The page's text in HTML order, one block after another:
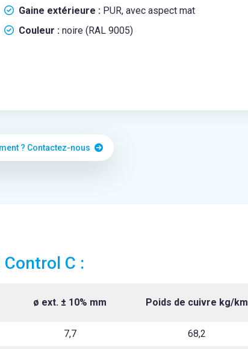
Gaine extérieure :PUR, avec aspect mat
Couleur :noire (RAL 9005)
? Contactez-nous
C :
ø ext. ± 10% mm Poids de cuivre kg/km
7,7 68,2